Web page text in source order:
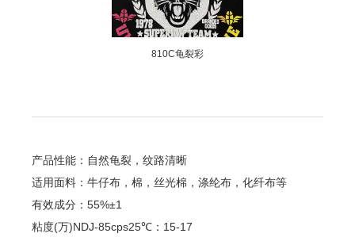
810C龟裂彩
产品性能：自然龟裂，纹路清晰
适用面料：牛仔布，棉，丝光棉，涤纶布，化纤布等
有效成分：55%±1
粘度(万)NDJ-85cps25℃：15-17